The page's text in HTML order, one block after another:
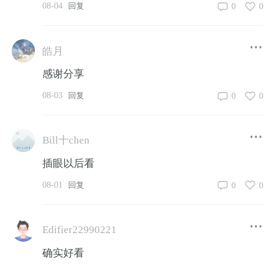
08-04 回复 0 0
皓月
感谢分享
08-03 回复 0 0
Bill十chen
插眼以后看
08-01 回复 0 0
Edifier22990221
确实好看